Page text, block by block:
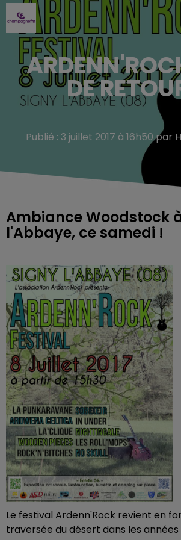
DE
Publié : 3 juillet 2017 à 16h50 par
Ambiance Woodstock
l'Abbaye, ce samedi !
Le festival Ardenn'Rock revient en
traversée du désert dans les années